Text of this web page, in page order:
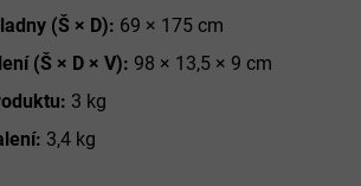
(Š × D): 69 × 175 cm
(Š × D × V): 98 × 13,5 × 9 cm
3 kg
3,4 kg